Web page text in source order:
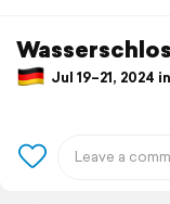
Jul 19–21, 2024